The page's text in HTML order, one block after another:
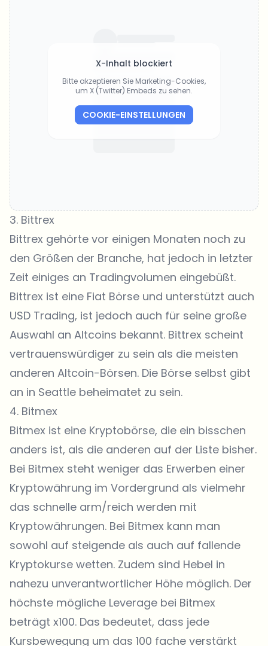
X-Inhalt blockiert
Bitte akzeptieren Sie Marketing-Cookies,
um X (Twitter) Embeds zu sehen.
COOKIE-EINSTELLUNGEN
3. Bittrex
Bittrex gehörte vor einigen Monaten noch zu
den Größen der Branche, hat jedoch in letzter
Zeit einiges an Tradingvolumen eingebüßt.
Bittrex ist eine Fiat Börse und unterstützt auch
USD Trading, ist jedoch auch für seine große
Auswahl an Altcoins bekannt. Bittrex scheint
vertrauenswürdiger zu sein als die meisten
anderen Altcoin-Börsen. Die Börse selbst gibt
an in Seattle beheimatet zu sein.
4. Bitmex
Bitmex ist eine Kryptobörse, die ein bisschen
anders ist, als die anderen auf der Liste bisher.
Bei Bitmex steht weniger das Erwerben einer
Kryptowährung im Vordergrund als vielmehr
das schnelle arm/reich werden mit
Kryptowährungen. Bei Bitmex kann man
sowohl auf steigende als auch auf fallende
Kryptokurse wetten. Zudem sind Hebel in
nahezu unverantwortlicher Höhe möglich. Der
höchste mögliche Leverage bei Bitmex
beträgt x100. Das bedeutet, dass jede
Kursbewegung um das 100 fache verstärkt